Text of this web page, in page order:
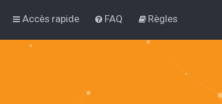
Accès rapide FAQ Règles